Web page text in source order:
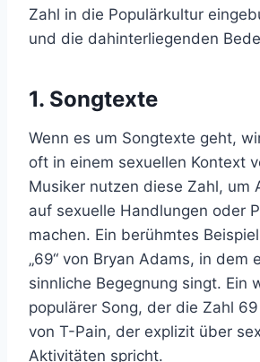
Zahl in die Populärkultur
und die dahinterliegenden
1. Songtexte
Wenn es um Songtexte geht,
oft in einem sexuellen Kontext
Musiker nutzen diese Zahl, um
auf sexuelle Handlungen oder
machen. Ein berühmtes
„69“ von Bryan Adams, in dem
sinnliche Begegnung singt. Ein
populärer Song, der die Zahl
von T-Pain, der explizit über
Aktivitäten spricht.